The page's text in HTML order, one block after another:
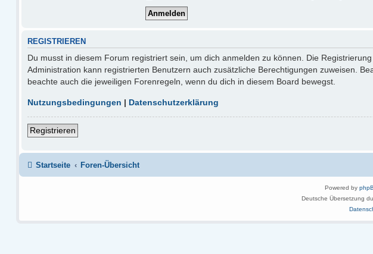
REGISTRIEREN
Du musst in diesem Forum registriert sein, um dich anmelden zu können. Die
Administration kann registrierten Benutzern auch zusätzliche Berechtigungen zuweisen.
beachte auch die jeweiligen Forenregeln, wenn du dich in diesem Board bewegst.
Nutzungsbedingungen | Datenschutzerklärung
Registrieren
Startseite Foren-Übersicht
Powered by
Deutsche Übersetzung